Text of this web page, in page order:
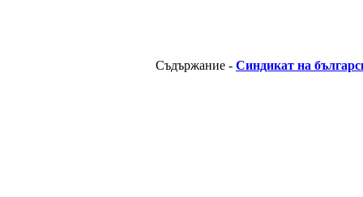
Съдържание - Синдикат на